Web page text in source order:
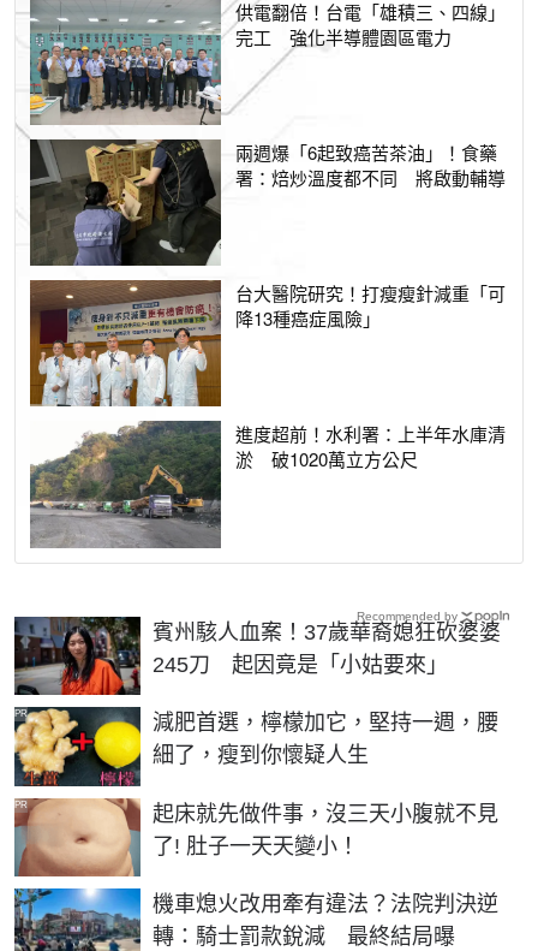
供電翻倍！台電「雄積三、四線」
完工 強化半導體園區電力
兩週爆「6起致癌苦茶油」！食藥
署：焙炒溫度都不同 將啟動輔導
台大醫院研究！打瘦瘦針減重「可
降13種癌症風險」
進度超前！水利署：上半年水庫清
淤 破1020萬立方公尺
賓州駭人血案！37歲華裔媳狂砍婆婆
245刀 起因竟是「小姑要來」
減肥首選，檸檬加它，堅持一週，腰
細了，瘦到你懷疑人生
PR
起床就先做件事，沒三天小腹就不見
了! 肚子一天天變小！
PR
機車熄火改用牽有違法？法院判決逆
轉：騎士罰款銳減 最終結局曝
Recommended by